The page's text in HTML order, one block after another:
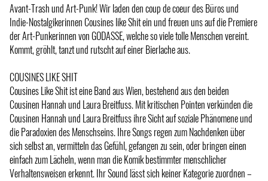
Avant-Trash und Art-Punk! Wir laden den coup de coeur des Büros und
Indie-Nostalgikerinnen Cousines like Shit ein und freuen uns auf die Premiere
der Art-Punkerinnen von GODASSE, welche so viele tolle Menschen vereint.
Kommt, gröhlt, tanzt und rutscht auf einer Bierlache aus.
COUSINES LIKE SHIT
Cousines Like Shit ist eine Band aus Wien, bestehend aus den beiden
Cousinen Hannah und Laura Breitfuss. Mit kritischen Pointen verkünden die
Cousinen Hannah und Laura Breitfuss ihre Sicht auf soziale Phänomene und
die Paradoxien des Menschseins. Ihre Songs regen zum Nachdenken über
sich selbst an, vermitteln das Gefühl, gefangen zu sein, oder bringen einen
einfach zum Lächeln, wenn man die Komik bestimmter menschlicher
Verhaltensweisen erkennt. Ihr Sound lässt sich keiner Kategorie zuordnen –